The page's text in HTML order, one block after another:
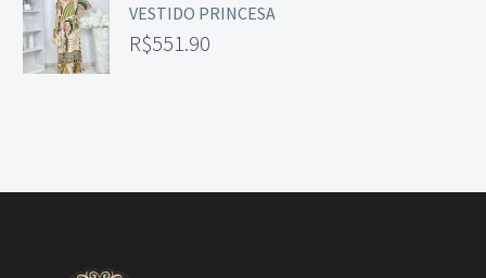
VESTIDO PRINCESA
R$551.90